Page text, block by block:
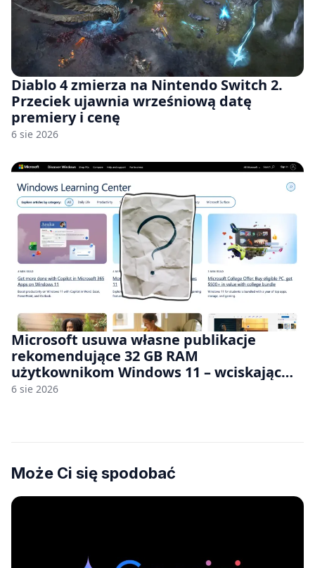
Diablo 4 zmierza na Nintendo Switch 2.
Przeciek ujawnia wrześniową datę
premiery i cenę
6 sie 2026
Microsoft usuwa własne publikacje
rekomendujące 32 GB RAM
użytkownikom Windows 11 – wciskając
nam przy tym komputery z 8 GB RAM po
6 sie 2026
Może Ci się spodobać